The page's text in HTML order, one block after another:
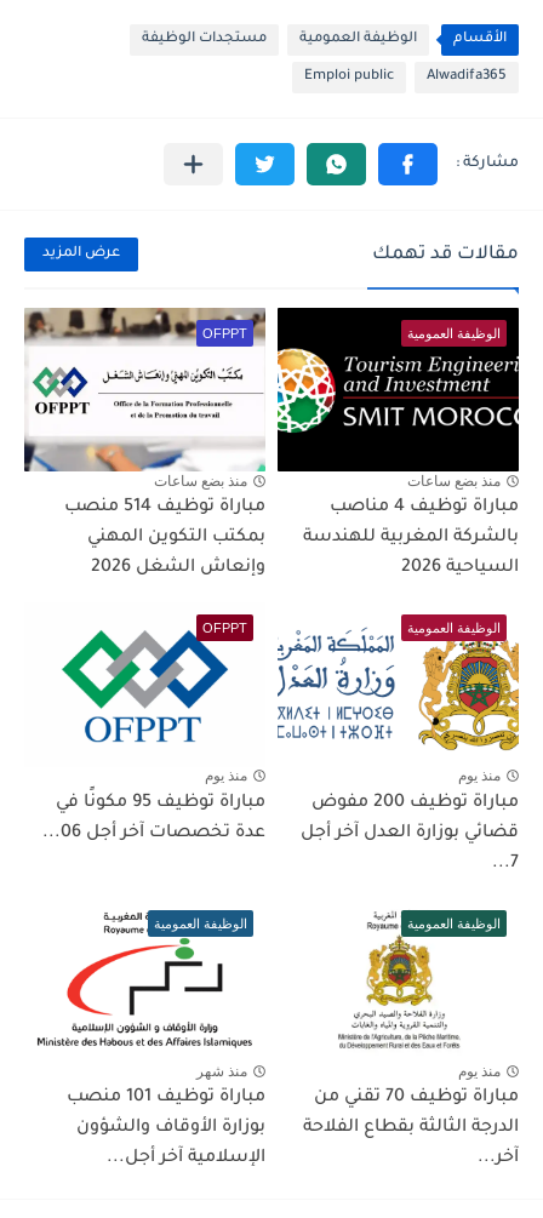
الأقسام الوظيفة العمومية مستجدات الوظيفة
Alwadifa365
Emploi public
مقالات قد تهمك عرض المزيد
الوظيفة العمومية
منذ بضع ساعات
مباراة توظيف 4 مناصب
بالشركة المغربية للهندسة
السياحية 2026
OFPPT
منذ بضع ساعات
مباراة توظيف 514 منصب
بمكتب التكوين المهني
وإنعاش الشغل 2026
الوظيفة العمومية
منذ يوم
مباراة توظيف 200 مفوض
قضائي بوزارة العدل آخر أجل
7...
OFPPT
منذ يوم
مباراة توظيف 95 مكونًا في
عدة تخصصات آخر أجل 06...
الوظيفة العمومية
منذ يوم
مباراة توظيف 70 تقني من
الدرجة الثالثة بقطاع الفلاحة
آخر...
الوظيفة العمومية
منذ شهر
مباراة توظيف 101 منصب
بوزارة الأوقاف والشؤون
الإسلامية آخر أجل...